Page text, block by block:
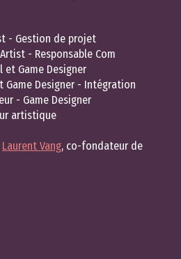
- Gestion de projet
- Responsable Com
et Game Designer
Game Designer - Intégration
- Game Designer
artistique
Laurent Vang, co-fondateur de